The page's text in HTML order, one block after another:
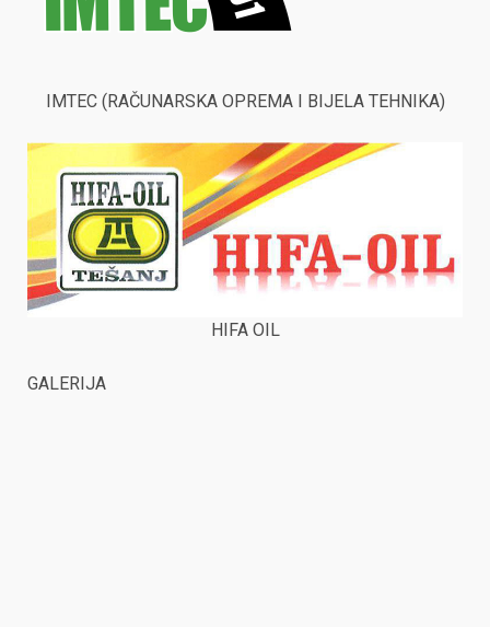
IMTEC (RAČUNARSKA OPREMA I BIJELA TEHNIKA)
HIFA OIL
GALERIJA